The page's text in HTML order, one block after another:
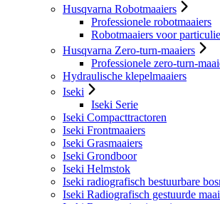
Husqvarna Robotmaaiers
Professionele robotmaaiers
Robotmaaiers voor
Husqvarna Zero-turn-maaiers
Professionele zero-turn-
Hydraulische klepelmaaiers
Iseki
Iseki Serie
Iseki Compacttractoren
Iseki Frontmaaiers
Iseki Grasmaaiers
Iseki Grondboor
Iseki Helmstok
Iseki radiografisch bestuurbare
Iseki Radiografisch gestuurde